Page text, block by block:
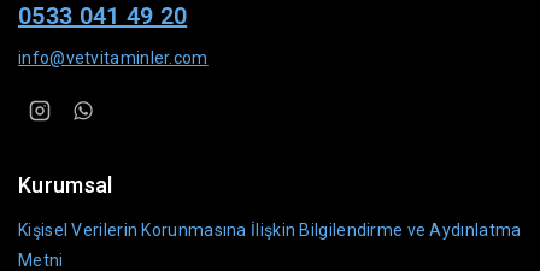
0533 041 49 20
info@vetvitaminler.com
Kurumsal
Kişisel Verilerin Korunmasına İlişkin Bilgilendirme ve Aydınlatma
Metni